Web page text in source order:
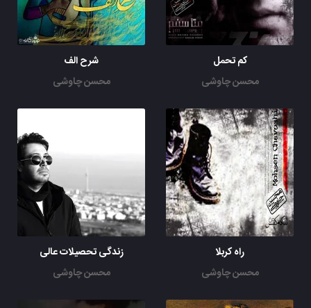
کم تحمل
محسن چاوشی
شرح الف
محسن چاوشی
راه کربلا
محسن چاوشی
زندگی تحصیلات عالی
محسن چاوشی